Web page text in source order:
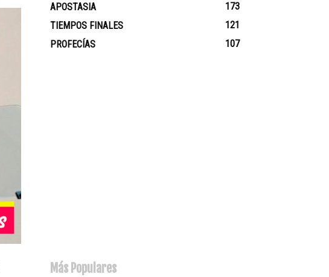
APOSTASIA
173
TIEMPOS FINALES
121
PROFECÍAS
107
Más Populares